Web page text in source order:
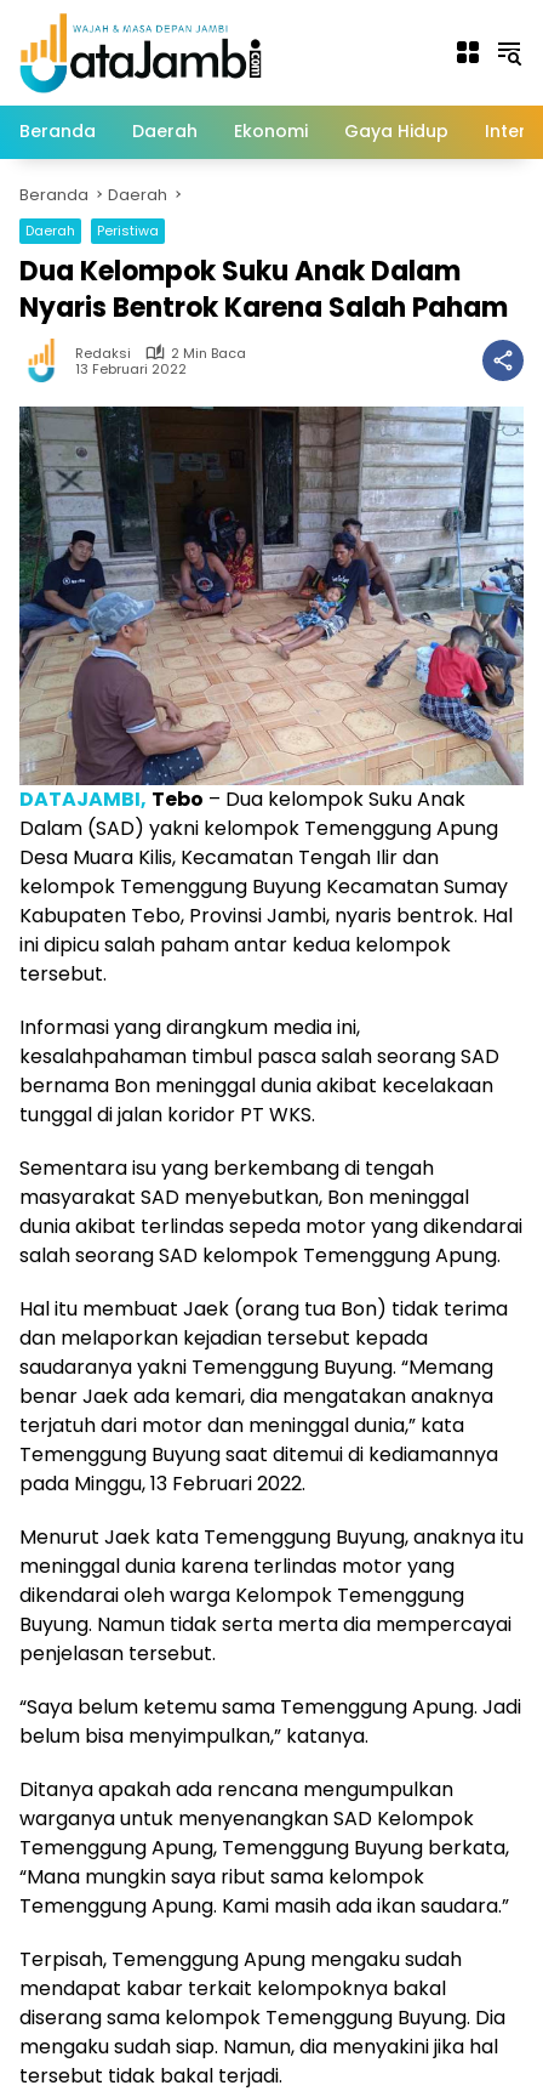
Langsung
konten
Beranda Daerah Ekonomi Gaya Hidup
Beranda Daerah
Daerah Peristiwa
Dua Kelompok Suku Anak Dalam
Nyaris Bentrok Karena Salah Paham
Redaksi
2 Min Baca
13 Februari 2022
DATAJAMBI, Tebo – Dua kelompok Suku Anak
Dalam (SAD) yakni kelompok Temenggung Apung
Desa Muara Kilis, Kecamatan Tengah Ilir dan
kelompok Temenggung Buyung Kecamatan Sumay
Kabupaten Tebo, Provinsi Jambi, nyaris bentrok. Hal
ini dipicu salah paham antar kedua kelompok
tersebut.
Informasi yang dirangkum media ini,
kesalahpahaman timbul pasca salah seorang SAD
bernama Bon meninggal dunia akibat kecelakaan
tunggal di jalan koridor PT WKS.
Sementara isu yang berkembang di tengah
masyarakat SAD menyebutkan, Bon meninggal
dunia akibat terlindas sepeda motor yang dikendarai
salah seorang SAD kelompok Temenggung Apung.
Hal itu membuat Jaek (orang tua Bon) tidak terima
dan melaporkan kejadian tersebut kepada
saudaranya yakni Temenggung Buyung. “Memang
benar Jaek ada kemari, dia mengatakan anaknya
terjatuh dari motor dan meninggal dunia,” kata
Temenggung Buyung saat ditemui di kediamannya
pada Minggu, 13 Februari 2022.
Menurut Jaek kata Temenggung Buyung, anaknya itu
meninggal dunia karena terlindas motor yang
dikendarai oleh warga Kelompok Temenggung
Buyung. Namun tidak serta merta dia mempercayai
penjelasan tersebut.
“Saya belum ketemu sama Temenggung Apung. Jadi
belum bisa menyimpulkan,” katanya.
Ditanya apakah ada rencana mengumpulkan
warganya untuk menyenangkan SAD Kelompok
Temenggung Apung, Temenggung Buyung berkata,
“Mana mungkin saya ribut sama kelompok
Temenggung Apung. Kami masih ada ikan saudara.”
Terpisah, Temenggung Apung mengaku sudah
mendapat kabar terkait kelompoknya bakal
diserang sama kelompok Temenggung Buyung. Dia
mengaku sudah siap. Namun, dia menyakini jika hal
tersebut tidak bakal terjadi.